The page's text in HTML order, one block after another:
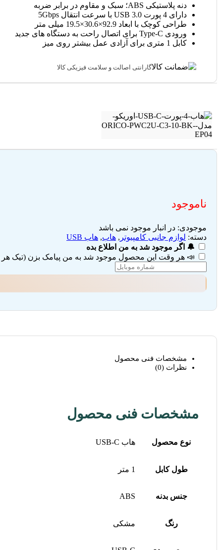
دنه پلاستیکی ABS؛ سبک و مقاوم در برابر ضربه
دارای 4 پورت USB 3.0 با سرعت انتقال 5Gbps
طراحی کوچک با ابعاد 92.9×30.6×19.5 میلی‌ متر
ورودی Type-C برای اتصال راحت به دستگاه‌ های جدید
کابل 1 متری برای آزادی عمل بیشتر روی میز
گارانتی اصالت و سلامت فیزیکی کالا
ناموجود
موجودی: در انبار موجود نمی باشد
دسته: لوازم جانبی کامپیوتر , هاب, هاب USB
🔔 اگر موجود شد به من اطلاع بده
📣 هر وقت این محصول موجود شد به من پیامک بزن (تیک هر
مشخصات فنی محصول
نظرات (0)
مشخصات فنی محصول
نوع محصول هاب USB-C
طول کابل 1 متر
جنس بدنه ABS
رنگ مشکی